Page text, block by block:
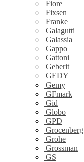
Fiore
Fixsen
Franke
Galagutti
Galassia
Gappo
Gattoni
Geberit
GEDY
Gemy
GFmark
Gid
Globo
GPD
Grocenberg
Grohe
Grossman
GS